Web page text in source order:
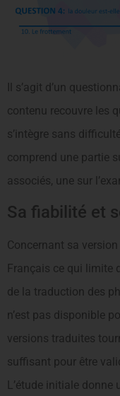
Il s’agit d’un
contenu recouvre les
s’intègre sans
comprend une partie
associés, une sur
Sa fiabilité et
Concernant sa
Français ce qui limite
de la traduction des
n’est pas disponible
versions traduites
suffisant pour être
L’étude initiale donne